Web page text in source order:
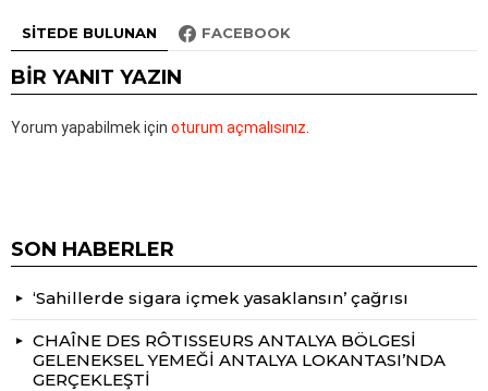
SITEDE BULUNAN FACEBOOK
BIR YANIT YAZIN
Yorum yapabilmek için oturum açmalısınız
SON HABERLER
‘Sahillerde sigara içmek yasaklansın’ çağrısı
CHAÎNE DES RÔTISSEURS ANTALYA BÖLGESİ
GELENEKSEL YEMEĞİ ANTALYA LOKANTASI’NDA
GERÇEKLEŞTİ